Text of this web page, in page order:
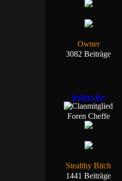
Owner
3082 Beiträge
jesters.ice
Foren Cheffe
Stealthy Bitch
1441 Beiträge